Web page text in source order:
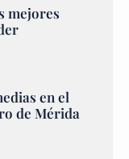
mejores
en el
de Mérida